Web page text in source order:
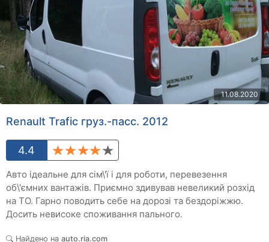
11.08.2020
Renault Trafic груз.-пасс. 2012
4.4
Авто ідеальне для сім\'ї і для роботи, перевезення
об\'ємних вантажів. Приємно здивував невеликий розхід
на ТО. Гарно поводить себе на дорозі та бездоріжжю.
Досить невисоке споживання пального.
Найдено на auto.ria.com